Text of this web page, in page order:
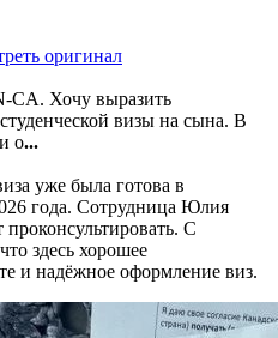
оригинал
CA. Хочу выразить
визы на сына. В
о...
уже была готова в
года. Сотрудница Юлия
проконсультировать. С
здесь хорошее
и надёжное оформление виз.